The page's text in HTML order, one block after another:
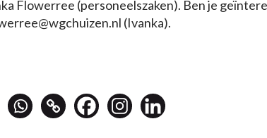
Flowerree (personeelszaken). Ben je
(Ivanka).